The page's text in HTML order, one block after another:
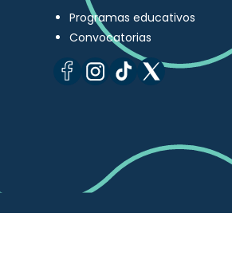
Programas educativos
Convocatorias